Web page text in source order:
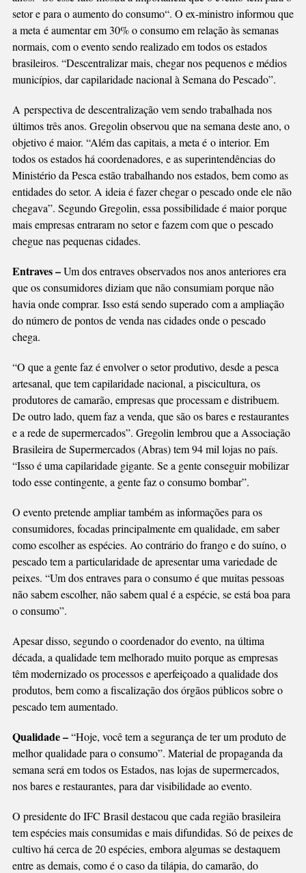
setor e para o aumento do consumo“. O ex-ministro informou que
a meta é aumentar em 30% o consumo em relação às semanas
normais, com o evento sendo realizado em todos os estados
brasileiros. “Descentralizar mais, chegar nos pequenos e médios
municípios, dar capilaridade nacional à Semana do Pescado”.
A perspectiva de descentralização vem sendo trabalhada nos
últimos três anos. Gregolin observou que na semana deste ano, o
objetivo é maior. “Além das capitais, a meta é o interior. Em
todos os estados há coordenadores, e as superintendências do
Ministério da Pesca estão trabalhando nos estados, bem como as
entidades do setor. A ideia é fazer chegar o pescado onde ele não
chegava”. Segundo Gregolin, essa possibilidade é maior porque
mais empresas entraram no setor e fazem com que o pescado
chegue nas pequenas cidades.
Entraves –Um dos entraves observados nos anos anteriores era
que os consumidores diziam que não consumiam porque não
havia onde comprar. Isso está sendo superado com a ampliação
do número de pontos de venda nas cidades onde o pescado
chega.
“O que a gente faz é envolver o setor produtivo, desde a pesca
artesanal, que tem capilaridade nacional, a piscicultura, os
produtores de camarão, empresas que processam e distribuem.
De outro lado, quem faz a venda, que são os bares e restaurantes
e a rede de supermercados”. Gregolin lembrou que a Associação
Brasileira de Supermercados (Abras) tem 94 mil lojas no país.
“Isso é uma capilaridade gigante. Se a gente conseguir mobilizar
todo esse contingente, a gente faz o consumo bombar”.
O evento pretende ampliar também as informações para os
consumidores, focadas principalmente em qualidade, em saber
como escolher as espécies. Ao contrário do frango e do suíno, o
pescado tem a particularidade de apresentar uma variedade de
peixes. “Um dos entraves para o consumo é que muitas pessoas
não sabem escolher, não sabem qual é a espécie, se está boa para
o consumo”.
Apesar disso, segundo o coordenador do evento, na última
década, a qualidade tem melhorado muito porque as empresas
têm modernizado os processos e aperfeiçoado a qualidade dos
produtos, bem como a fiscalização dos órgãos públicos sobre o
pescado tem aumentado.
Qualidade –“Hoje, você tem a segurança de ter um produto de
melhor qualidade para o consumo”. Material de propaganda da
semana será em todos os Estados, nas lojas de supermercados,
nos bares e restaurantes, para dar visibilidade ao evento.
O presidente do IFC Brasil destacou que cada região brasileira
tem espécies mais consumidas e mais difundidas. Só de peixes de
cultivo há cerca de 20 espécies, embora algumas se destaquem
entre as demais, como é o caso da tilápia, do camarão, do